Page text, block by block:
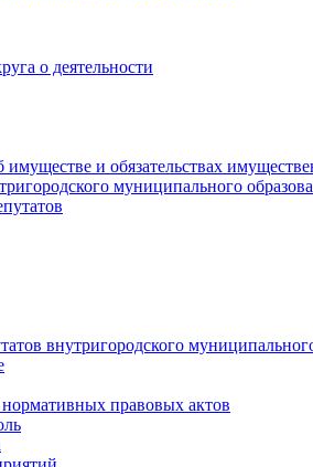
о деятельности
имуществе и обязательствах
муниципального
внутригородского
правовых актов